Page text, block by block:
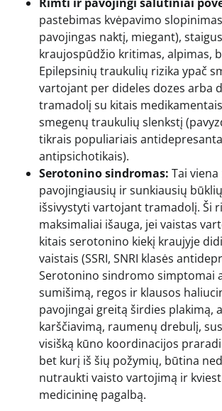
pastebimas kvėpavimo
pavojingas naktį, miegant),
kraujospūdžio kritimas, alpimas,
Epilepsinių traukulių rizika ypač
vartojant per dideles dozes arba
tramadolį su kitais
smegenų traukulių slenkstį
tikrais populiariais
antipsichotikais).
Serotonino sindromas: Tai viena
pavojingiausių ir sunkiausių
išsivystyti vartojant tramadolį. Ši
maksimaliai išauga, jei vaistas
kitais serotonino kiekį kraujyje
vaistais (SSRI, SNRI klasės
Serotonino sindromo simptomai
sumišimą, regos ir klausos
pavojingai greitą širdies plakimą,
karščiavimą, raumenų drebulį,
visišką kūno koordinacijos
bet kurį iš šių požymių, būtina
nutraukti vaisto vartojimą ir
medicininę pagalbą.